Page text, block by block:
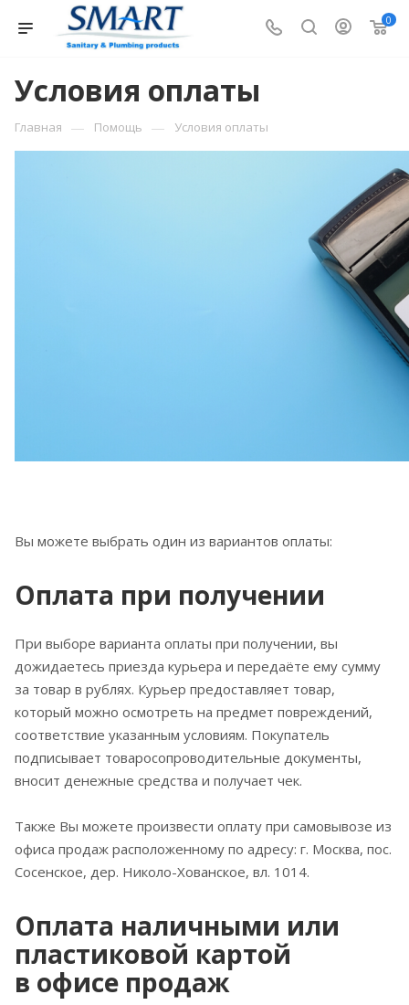
0
Условия оплаты
Главная — Помощь — Условия оплаты
Вы можете выбрать один из вариантов оплаты:
Оплата при получении
При выборе варианта оплаты при получении, вы
дожидаетесь приезда курьера и передаёте ему сумму
за товар в рублях. Курьер предоставляет товар,
который можно осмотреть на предмет повреждений,
соответствие указанным условиям. Покупатель
подписывает товаросопроводительные документы,
вносит денежные средства и получает чек.
Также Вы можете произвести оплату при самовывозе из
офиса продаж расположенному по адресу: г. Москва, пос.
Сосенское, дер. Николо-Хованское, вл. 1014.
Оплата наличными или
пластиковой картой
в офисе продаж